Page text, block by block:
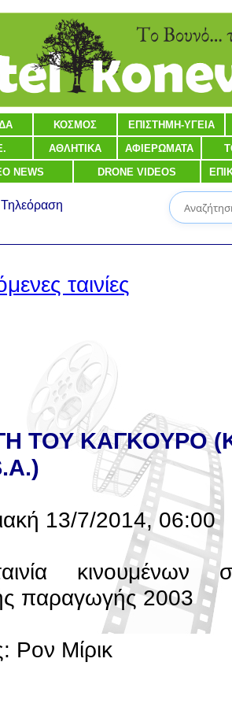
ΚΟΣΜΟΣ ΕΠΙΣΤΗΜΗ-ΥΓΕΙΑ
ΑΘΛΗΤΙΚΑ ΑΦΙΕΡΩΜΑΤΑ
NEWS DRONE VIDEOS
Τηλεόραση
ταινίες
ΤΟΥ ΚΑΓΚΟΥΡΟ
13/7/2014, 06:00
κινουμένων
παραγωγής 2003
Ρον Μίρικ